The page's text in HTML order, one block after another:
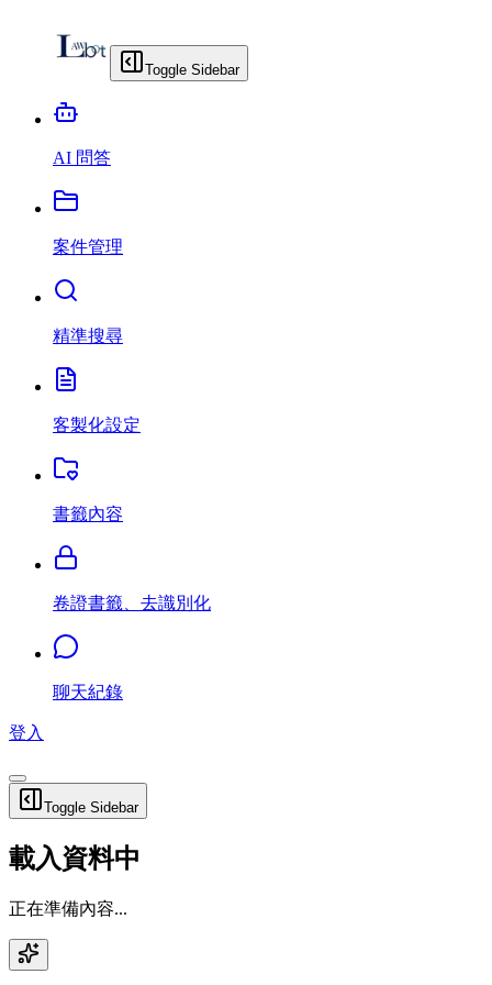
Toggle Sidebar
AI 問答
案件管理
精準搜尋
客製化設定
書籤內容
卷證書籤、去識別化
聊天紀錄
登入
Toggle Sidebar
載入資料中
正在準備內容...